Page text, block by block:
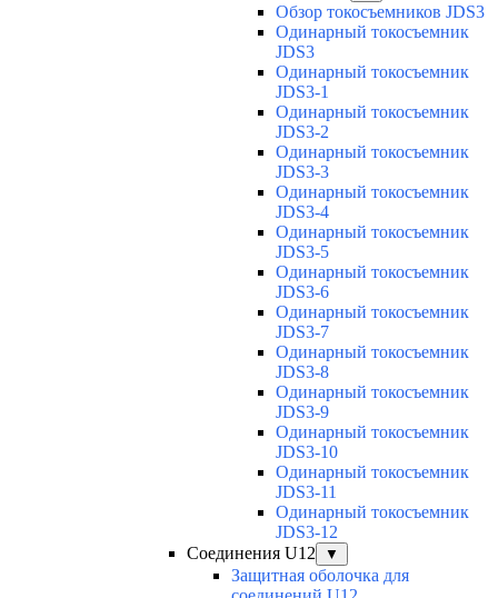
Обзор токосъемников JDS3
Одинарный токосъемник
JDS3
Одинарный токосъемник
JDS3-1
Одинарный токосъемник
JDS3-2
Одинарный токосъемник
JDS3-3
Одинарный токосъемник
JDS3-4
Одинарный токосъемник
JDS3-5
Одинарный токосъемник
JDS3-6
Одинарный токосъемник
JDS3-7
Одинарный токосъемник
JDS3-8
Одинарный токосъемник
JDS3-9
Одинарный токосъемник
JDS3-10
Одинарный токосъемник
JDS3-11
Одинарный токосъемник
JDS3-12
Соединения U12
▼
Защитная оболочка для